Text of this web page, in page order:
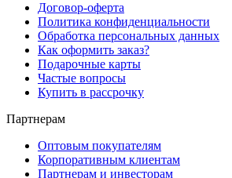
Договор-оферта
Политика конфиденциальности
Обработка персональных данных
Как оформить заказ?
Подарочные карты
Частые вопросы
Купить в рассрочку
Партнерам
Оптовым покупателям
Корпоративным клиентам
Партнерам и инвесторам